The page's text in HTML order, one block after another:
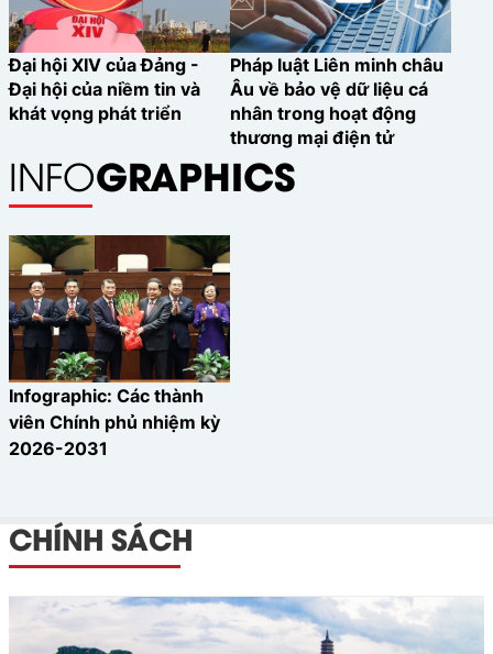
Đại hội XIV của Đảng -
Đại hội của niềm tin và
khát vọng phát triển
Pháp luật Liên minh châu
Âu về bảo vệ dữ liệu cá
nhân trong hoạt động
thương mại điện tử
INFOGRAPHICS
Infographic: Các thành
viên Chính phủ nhiệm kỳ
2026-2031
CHÍNH SÁCH